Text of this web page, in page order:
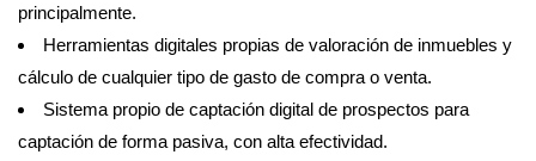
principalmente.
Herramientas digitales propias de valoración de inmuebles y
cálculo de cualquier tipo de gasto de compra o venta.
Sistema propio de captación digital de prospectos para
captación de forma pasiva, con alta efectividad.